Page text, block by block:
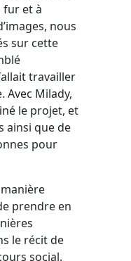
fur et à
nous
sur cette
travailler
Avec Milady,
le projet, et
ainsi que de
pour
prendre en
le récit de
social.